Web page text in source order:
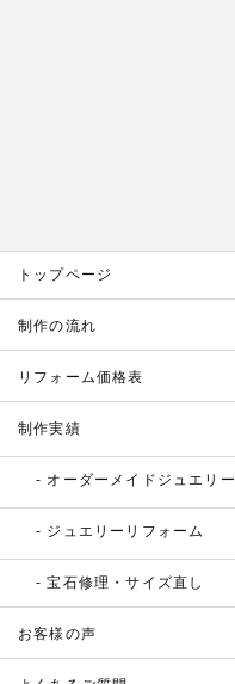
トップページ
制作の流れ
リフォーム価格表
制作実績
オーダーメイドジュエリー
ジュエリーリフォーム
宝石修理・サイズ直し
お客様の声